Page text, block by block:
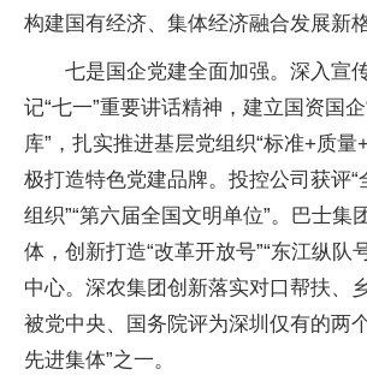
构建国有经济、集体经济融合发展新格
七是国企党建全面加强。深入宣
记“七一”重要讲话精神，建立国资国
库”，扎实推进基层党组织“标准+质量
极打造特色党建品牌。投控公司获评“
组织”“第六届全国文明单位”。巴士集
体，创新打造“改革开放号”“东江纵队
中心。深农集团创新落实对口帮扶、
被党中央、国务院评为深圳仅有的两
先进集体”之一。